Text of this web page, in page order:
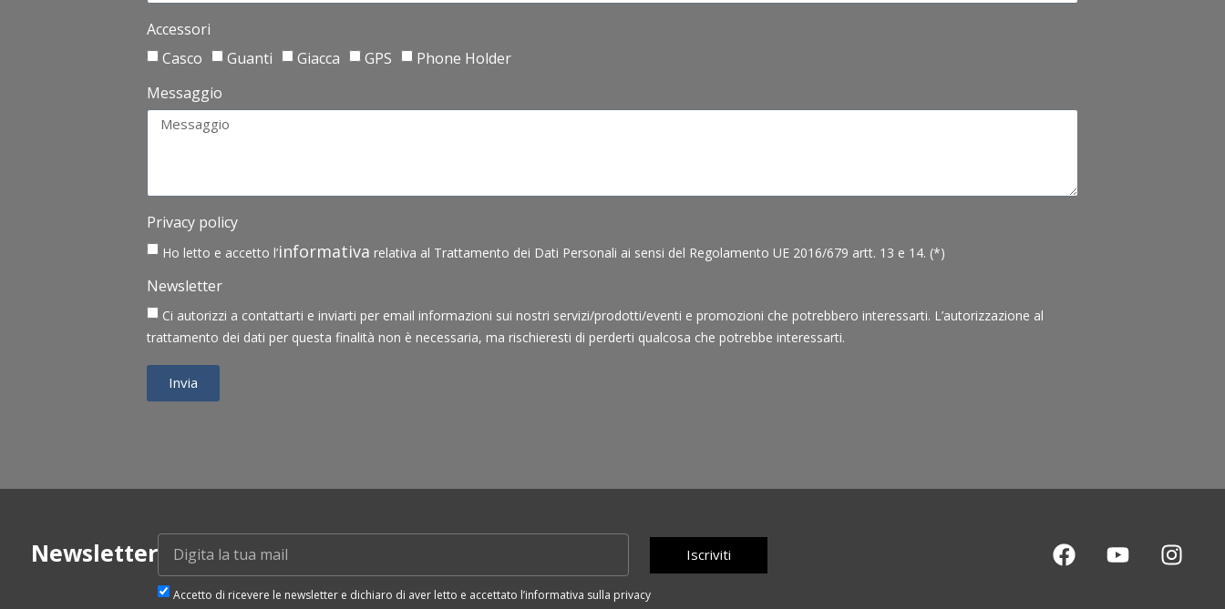
Accessori
Casco
Guanti Giacca GPS
Phone Holder
Messaggio
Privacy policy
Ho letto e accetto l’informativa relativa al Trattamento dei Dati Personali ai sensi del Regolamento UE 2016/679 artt. 13 e 14. (*)
Newsletter
Ci autorizzi a contattarti e inviarti per email informazioni sui nostri servizi/prodotti/eventi e promozioni che potrebbero interessarti. L’autorizzazione al
trattamento dei dati per questa finalità non è necessaria, ma rischieresti di perderti qualcosa che potrebbe interessarti.
Invia
Newsletter
Accetto di ricevere le newsletter e dichiaro di aver letto e accettato l’informativa sulla privacy
Iscriviti